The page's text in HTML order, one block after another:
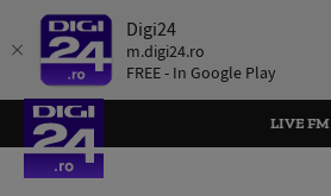
Digi24
m.digi24.ro
FREE - In Google Play
LIVE FM